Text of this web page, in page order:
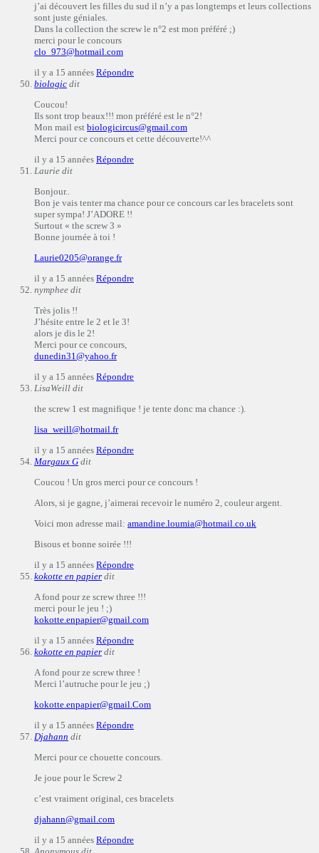
j’ai découvert les filles du sud il n’y a pas longtemps et leurs collections
sont juste géniales.
Dans la collection the screw le n°2 est mon préféré ;)
merci pour le concours
clo_973@hotmail.com
il y a 15 années Répondre
biologic dit
Coucou!
Ils sont trop beaux!!! mon préféré est le n°2!
Mon mail est biologicircus@gmail.com
Merci pour ce concours et cette découverte!^^
il y a 15 années Répondre
Laurie dit
Bonjour..
Bon je vais tenter ma chance pour ce concours car les bracelets sont
super sympa! J’ADORE !!
Surtout « the screw 3 »
Bonne journée à toi !
Laurie0205@orange.fr
il y a 15 années Répondre
nymphee dit
Très jolis !!
J’hésite entre le 2 et le 3!
alors je dis le 2!
Merci pour ce concours,
dunedin31@yahoo.fr
il y a 15 années Répondre
LisaWeill dit
the screw 1 est magnifique ! je tente donc ma chance :).
lisa_weill@hotmail.fr
il y a 15 années Répondre
Margaux G dit
Coucou ! Un gros merci pour ce concours !
Alors, si je gagne, j’aimerai recevoir le numéro 2, couleur argent.
Voici mon adresse mail: amandine.loumia@hotmail.co.uk
Bisous et bonne soirée !!!
il y a 15 années Répondre
kokotte en papier dit
A fond pour ze screw three !!!
merci pour le jeu ! ;)
kokotte.enpapier@gmail.com
il y a 15 années Répondre
kokotte en papier dit
A fond pour ze screw three !
Merci l’autruche pour le jeu ;)
kokotte.enpapier@gmail.Com
il y a 15 années Répondre
Djahann dit
Merci pour ce chouette concours.
Je joue pour le Screw 2
c’est vraiment original, ces bracelets
djahann@gmail.com
il y a 15 années Répondre